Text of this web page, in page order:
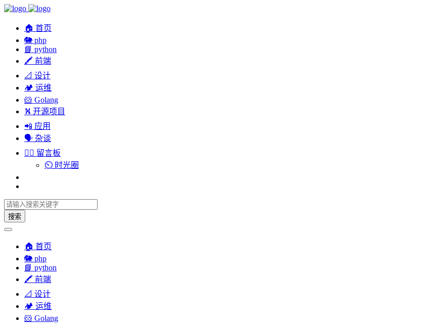
🏠 首页
🐘 php
📘 python
🖍 前端
📐 设计
🏕︎ 运维
🐹 Golang
⛕ 开源项目
📲 应用
🗣︎ 杂谈
✍🏻 留言板
⏲️ 时光圈
搜索
🏠 首页
🐘 php
📘 python
🖍 前端
📐 设计
🏕︎ 运维
🐹 Golang